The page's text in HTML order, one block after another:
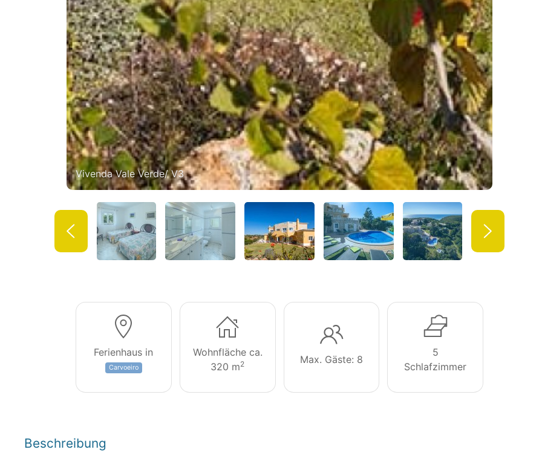
Vivenda Vale Verde/ V3
Ferienhaus in
Carvoeiro
Wohnfläche ca.
320 m2 Max. Gäste: 8
5
Schlafzimmer
Beschreibung